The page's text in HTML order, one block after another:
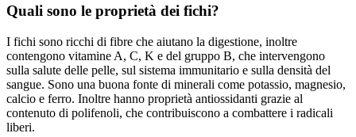
Quali sono le proprietà dei fichi?
I fichi sono ricchi di fibre che aiutano la digestione, inoltre
contengono vitamine A, C, K e del gruppo B, che intervengono
sulla salute delle pelle, sul sistema immunitario e sulla densità del
sangue. Sono una buona fonte di minerali come potassio, magnesio,
calcio e ferro. Inoltre hanno proprietà antiossidanti grazie al
contenuto di polifenoli, che contribuiscono a combattere i radicali
liberi.